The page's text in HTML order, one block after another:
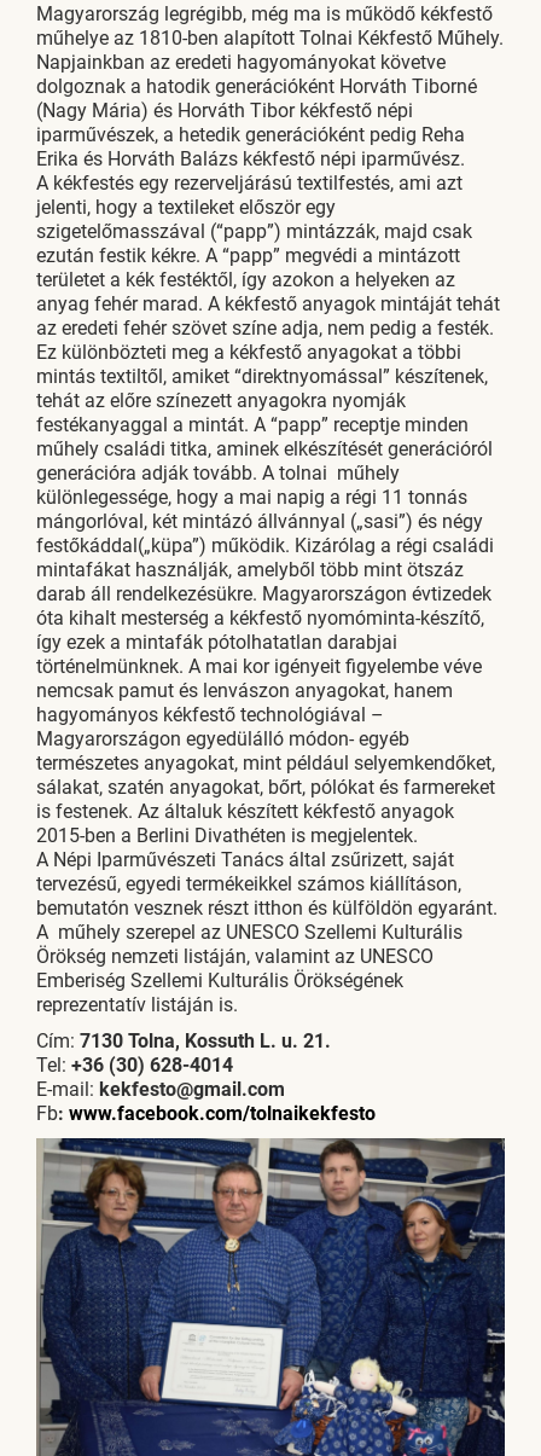
Magyarország legrégibb, még ma is működő kékfestő
műhelye az 1810-ben alapított Tolnai Kékfestő Műhely.
Napjainkban az eredeti hagyományokat követve
dolgoznak a hatodik generációként Horváth Tiborné
(Nagy Mária) és Horváth Tibor kékfestő népi
iparművészek, a hetedik generációként pedig Reha
Erika és Horváth Balázs kékfestő népi iparművész.
A kékfestés egy rezerveljárású textilfestés, ami azt
jelenti, hogy a textileket először egy
szigetelőmasszával (“papp”) mintázzák, majd csak
ezután festik kékre. A “papp” megvédi a mintázott
területet a kék festéktől, így azokon a helyeken az
anyag fehér marad. A kékfestő anyagok mintáját tehát
az eredeti fehér szövet színe adja, nem pedig a festék.
Ez különbözteti meg a kékfestő anyagokat a többi
mintás textiltől, amiket “direktnyomással” készítenek,
tehát az előre színezett anyagokra nyomják
festékanyaggal a mintát. A “papp” receptje minden
műhely családi titka, aminek elkészítését generációról
generációra adják tovább. A tolnai műhely
különlegessége, hogy a mai napig a régi 11 tonnás
mángorlóval, két mintázó állvánnyal („sasi”) és négy
festőkáddal(„küpa”) működik. Kizárólag a régi családi
mintafákat használják, amelyből több mint ötszáz
darab áll rendelkezésükre. Magyarországon évtizedek
óta kihalt mesterség a kékfestő nyomóminta-készítő,
így ezek a mintafák pótolhatatlan darabjai
történelmünknek. A mai kor igényeit figyelembe véve
nemcsak pamut és lenvászon anyagokat, hanem
hagyományos kékfestő technológiával –
Magyarországon egyedülálló módon- egyéb
természetes anyagokat, mint például selyemkendőket,
sálakat, szatén anyagokat, bőrt, pólókat és farmereket
is festenek. Az általuk készített kékfestő anyagok
2015-ben a Berlini Divathéten is megjelentek.
A Népi Iparművészeti Tanács által zsűrizett, saját
tervezésű, egyedi termékeikkel számos kiállításon,
bemutatón vesznek részt itthon és külföldön egyaránt.
A műhely szerepel az UNESCO Szellemi Kulturális
Örökség nemzeti listáján, valamint az UNESCO
Emberiség Szellemi Kulturális Örökségének
reprezentatív listáján is.
Cím: 7130 Tolna, Kossuth L. u. 21.
Tel: +36 (30) 628-4014
E-mail: kekfesto@gmail.com
Fb: www.facebook.com/tolnaikekfesto